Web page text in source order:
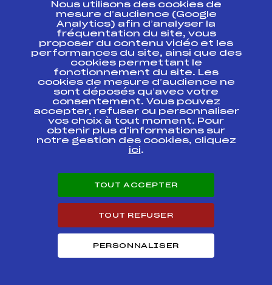
Championnats
régionaux Ile de
France 2015 jeunes
FFS
AMJF0451
Parcours
Technique
FFS
AMJF0391.FFS
GP SCJG FERNEY
CROZET – TROPHEE
GINO RAVELLI
FFS
AMJF0371.FFS GPJ de Morteau FFS
Mémorial Alexis
FFS
GP des Jeunes de
la Ville de Divonne
SUPER G du CDSA
Nous utilisons des cookies de
mesure d’audience (Google
Analytics) afin d’analyser la
fréquentation du site, vous
proposer du contenu vidéo et les
performances du site, ainsi que des
cookies permettant le
fonctionnement du site. Les
cookies de mesure d’audience ne
sont déposés qu’avec votre
consentement. Vous pouvez
accepter, refuser ou personnaliser
vos choix à tout moment. Pour
obtenir plus d'informations sur
notre gestion des cookies, cliquez
ici.
TOUT ACCEPTER
TOUT REFUSER
PERSONNALISER